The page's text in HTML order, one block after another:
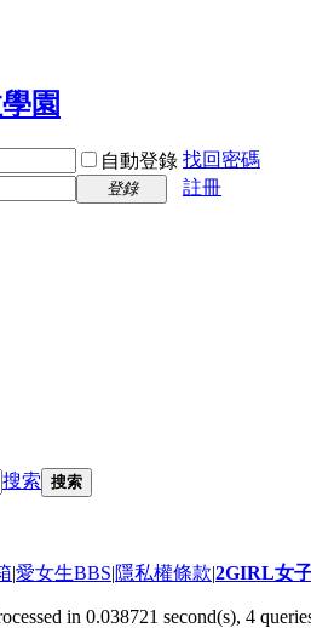
自動登錄 找回密碼
登錄
註冊
搜索 搜索
|愛女生BBS|隱私權條款|2GIRL女
in 0.038721 second(s), 4